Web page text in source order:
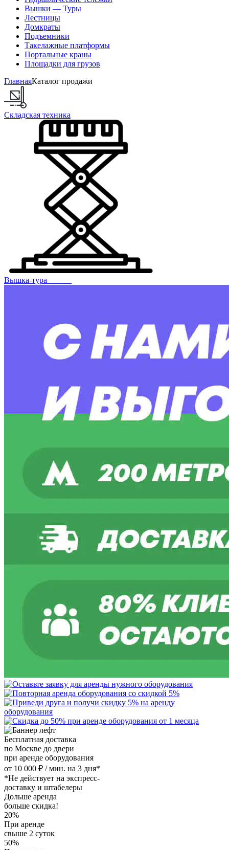
Вышки — Туры
Лестницы
Домкраты
Подъемники
Такелажные платформы
Портальные краны
Площадки для грузов
ГлавнаяКаталог продажи
Складская техника
Вышка-тура⠀⠀⠀⠀
Бесплатная доставка
по Москве до двери
при аренде оборудования
от 10 000 ₽ / мин. на 3 дня*
*Не действует на экспресс-
доставку и штабелеры
Дольше аренда
больше скидка!
20%
При аренде
свыше 2 суток
50%